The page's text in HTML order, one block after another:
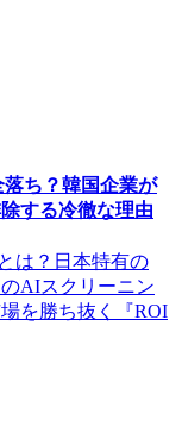
落ち？韓国企業が
する冷徹な理由
は？日本特有の
AIスクリーニン
を勝ち抜く『ROI